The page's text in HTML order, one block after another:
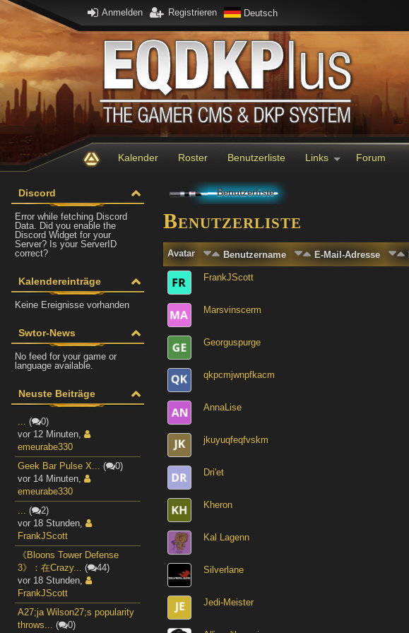
Anmelden Registrieren Deutsch
Kalender Roster Benutzerliste Links Forum
Discord
Error while fetching Discord
Data. Did you enable the
Discord Widget for your
Server? Is your ServerID
correct?
Kalendereinträge
Keine Ereignisse vorhanden
Swtor-News
No feed for your game or
language available.
Neuste Beiträge
... (
0)
vor 12 Minuten,
emeurabe330
Geek Bar Pulse X... (
0)
vor 14 Minuten,
emeurabe330
... (
2)
vor 18 Stunden,
FrankJScott
《Bloons Tower Defense
3》：在Crazy... (
44)
vor 18 Stunden,
FrankJScott
A27;ja Wilson27;s popularity
throws... (
0)
Benutzerliste
Benutzerliste
Avatar Benutzername E-Mail-Adresse
FrankJScott
Marsvinscerm
Georguspurge
qkpcmjwnpfkacm
AnnaLise
jkuyuqfeqfvskm
Dri'et
Kheron
Kal Lagenn
Silverlane
Jedi-Meister